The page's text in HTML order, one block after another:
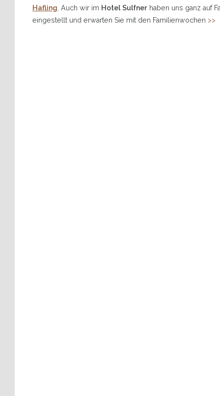
Hafling . Auch wir im Hotel Sulfner haben uns ganz auf
eingestellt und erwarten Sie mit den Familienwochen >>